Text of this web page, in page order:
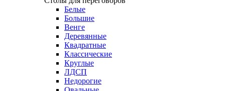
Белые
Большие
Венге
Деревянные
Квадратные
Классические
Круглые
ЛДСП
Недорогие